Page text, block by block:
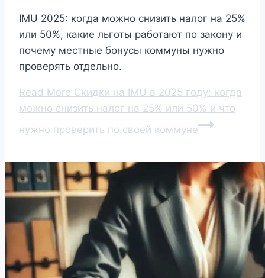
IMU 2025: когда можно снизить налог на 25%
или 50%, какие льготы работают по закону и
почему местные бонусы коммуны нужно
проверять отдельно.
Read More Скидки на IMU в 2025 году: когда
можно снизить налог на 25% или 50% и что
нужно проверить по своей коммуне